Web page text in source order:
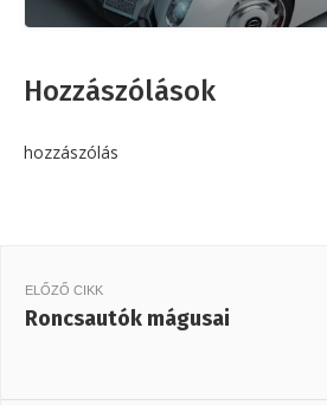
Hozzászólások
hozzászólás
ELŐZŐ CIKK
Roncsautók mágusai